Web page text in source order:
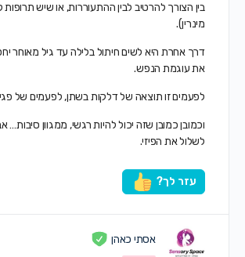
בין הצורך להרטיב לבין ההתעוררות, או שיש תרופות
מינרין).
דרך אחרת היא לשים חיתול בלילה עד גיל מאוחר
את עוגמת הנפש.
לפעמים זו תוצאה של דלקות בשתן, לפעמים של
וכמובן כמובן שזה יכול להיות רגשי, ממגוון סיבות…
לשלול את הפיזי.
עזר לך?
אסתי כאהן